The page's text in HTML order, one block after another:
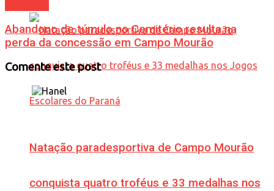
Natação paradesportiva de Campo Mourão
conquista quatro troféus e 33 medalhas nos
Abandono de túmulo no Cemitério resulta na
perda da concessão em Campo Mourão
Comente este post